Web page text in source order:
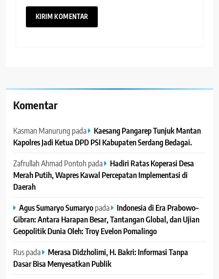
Komentar
Kasman Manurung pada
Kaesang Pangarep Tunjuk Mantan
Kapolres Jadi Ketua DPD PSI Kabupaten Serdang Bedagai. ‎ ‎
Zafrullah Ahmad Pontoh pada
Hadiri Ratas Koperasi Desa
Merah Putih, Wapres Kawal Percepatan Implementasi di
Daerah
Agus Sumaryo Sumaryopada
Indonesia di Era Prabowo–
Gibran: Antara Harapan Besar, Tantangan Global, dan Ujian
Geopolitik Dunia Oleh: Troy Evelon Pomalingo
Ruspada
Merasa Didzholimi, H. Bakri: Informasi Tanpa
Dasar Bisa Menyesatkan Publik